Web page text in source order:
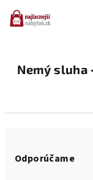
obsah
Nemý sluha
Odporúčame